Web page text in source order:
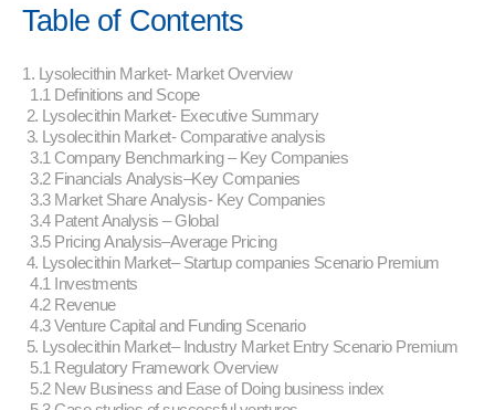
Table of Contents
1. Lysolecithin Market- Market Overview
1.1 Definitions and Scope
2. Lysolecithin Market- Executive Summary
3. Lysolecithin Market- Comparative analysis
3.1 Company Benchmarking – Key Companies
3.2 Financials Analysis–Key Companies
3.3 Market Share Analysis- Key Companies
3.4 Patent Analysis – Global
3.5 Pricing Analysis–Average Pricing
4. Lysolecithin Market– Startup companies Scenario Premium
4.1 Investments
4.2 Revenue
4.3 Venture Capital and Funding Scenario
5. Lysolecithin Market– Industry Market Entry Scenario Premium
5.1 Regulatory Framework Overview
5.2 New Business and Ease of Doing business index